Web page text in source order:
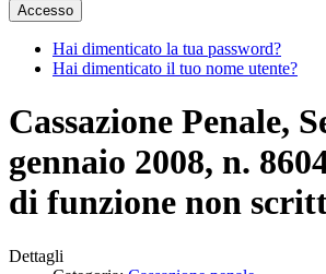
Accesso
Hai dimenticato la tua password?
Hai dimenticato il tuo nome utente?
Cassazione Penale,
gennaio 2008, n.
di funzione non
Dettagli